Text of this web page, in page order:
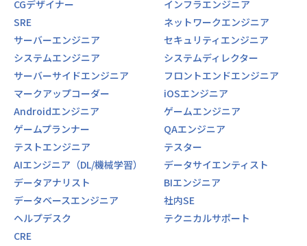
CGデザイナー
インフラエンジニア
SRE
ネットワークエンジニア
サーバーエンジニア
セキュリティエンジニア
システムエンジニア
システムディレクター
サーバーサイドエンジニア
フロントエンドエンジニア
マークアップコーダー
iOSエンジニア
Androidエンジニア
ゲームエンジニア
ゲームプランナー
QAエンジニア
テストエンジニア
テスター
AIエンジニア（DL/機械学習）
データサイエンティスト
データアナリスト
BIエンジニア
データベースエンジニア
社内SE
ヘルプデスク
テクニカルサポート
CRE